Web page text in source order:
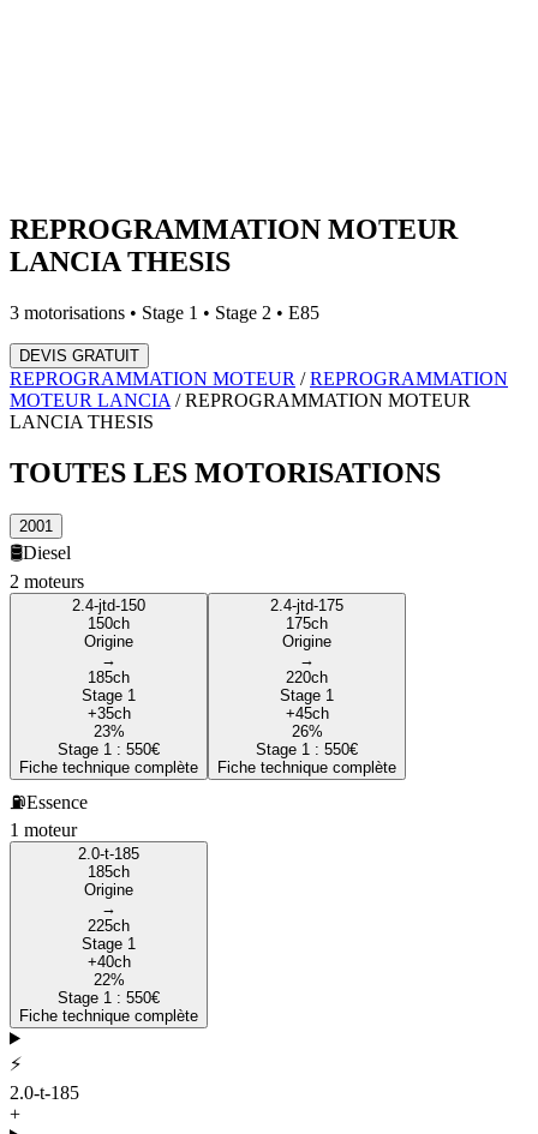
REPROGRAMMATION MOTEUR
LANCIA THESIS
3 motorisations • Stage 1 • Stage 2 • E85
DEVIS GRATUIT
REPROGRAMMATION MOTEUR /REPROGRAMMATION
MOTEUR LANCIA /REPROGRAMMATION MOTEUR
LANCIA THESIS
TOUTES LES MOTORISATIONS
2001
🛢️Diesel
2 moteurs
2.4-jtd-150
150ch
Origine
→
185ch
Stage 1
+35ch
23%
Stage 1 : 550€
Fiche technique complète
2.4-jtd-175
175ch
Origine
→
220ch
Stage 1
+45ch
26%
Stage 1 : 550€
Fiche technique complète
⛽Essence
1 moteur
2.0-t-185
185ch
Origine
→
225ch
Stage 1
+40ch
22%
Stage 1 : 550€
Fiche technique complète
⚡
2.0-t-185
+